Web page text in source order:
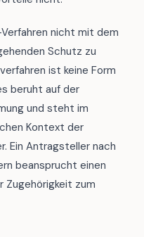
nicht mit dem
Schutz zu
ist keine Form
beruht auf der
und steht im
Kontext der
Ein Antragsteller nach
beansprucht einen
Zugehörigkeit zum